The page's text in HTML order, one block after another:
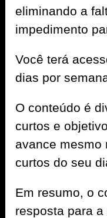
eliminando a
impedimento
Você terá
dias por
O conteúdo é
curtos e
avance mesmo
curtos do seu
Em resumo, o
resposta para a